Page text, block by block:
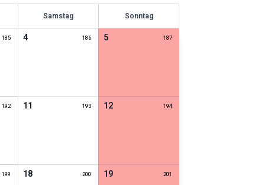
Samstag Sonntag
185 4 186 5 187
192 11 193 12 194
199 18 200 19 201